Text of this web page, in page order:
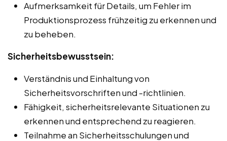
Aufmerksamkeit für Details, um Fehler im
Produktionsprozess frühzeitig zu erkennen und
zu beheben.
Sicherheitsbewusstsein:
Verständnis und Einhaltung von
Sicherheitsvorschriften und -richtlinien.
Fähigkeit, sicherheitsrelevante Situationen zu
erkennen und entsprechend zu reagieren.
Teilnahme an Sicherheitsschulungen und